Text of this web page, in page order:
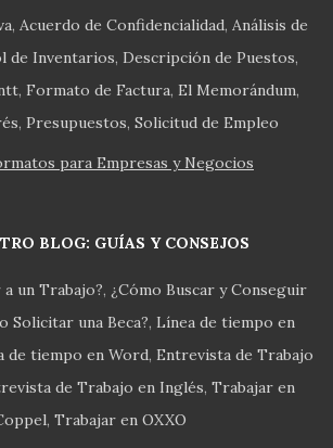
Acuerdo de Confidencialidad Análisis de
de Inventarios Descripción de Puestos
Formato de Factura El Memorándum
Presupuestos Solicitud de Empleo
para Empresas y Negocios
BLOG: GUÍAS Y CONSEJOS
a un Trabajo? ¿Cómo Buscar y Conseguir
Solicitar una Beca? Línea de tiempo en
de tiempo en Word Entrevista de Trabajo
de Trabajo en Inglés Trabajar en
Trabajar en OXXO